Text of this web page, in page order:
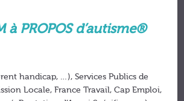
à PROPOS d’autisme®
handicap, …), Services Publics de
Locale, France Travail, Cap Emploi,